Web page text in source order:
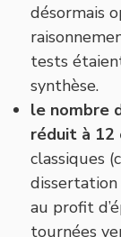
désormais
tests
synthèse.
le nombre
réduit à 12
classiques
dissertation
au profit
tournées